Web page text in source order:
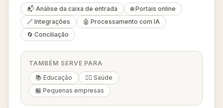
📬 Análise da caixa de entrada
🌐 Portais online
🔗 Integrações
🤖 Processamento com IA
🔄 Conciliação
TAMBÉM SERVE PARA
📚 Educação
👨‍⚕️ Saúde
🏪 Pequenas empresas